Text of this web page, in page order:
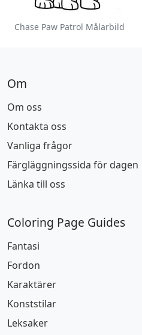
Chase Paw Patrol Målarbild
Om
Om oss
Kontakta oss
Vanliga frågor
Färgläggningssida för dagen
Länka till oss
Coloring Page Guides
Fantasi
Fordon
Karaktärer
Konststilar
Leksaker